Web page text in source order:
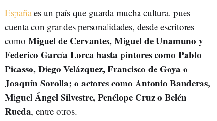
Españaes un país que guarda mucha cultura, pues
cuenta con grandes personalidades, desde escritores
como Miguel de Cervantes, Miguel de Unamuno y
Federico García Lorca hasta pintores como Pablo
Picasso, Diego Velázquez, Francisco de Goya o
Joaquín Sorolla; o actores como Antonio Banderas,
Miguel Ángel Silvestre, Penélope Cruz o Belén
Rueda, entre otros.